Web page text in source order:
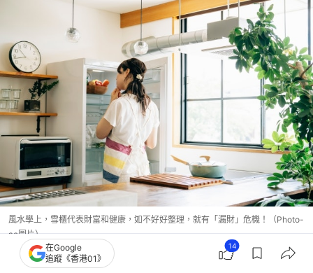
風水學上，雪櫃代表財富和健康，如不好好整理，就有「漏財」危機！（Photo-
ac圖片）
在Google
追蹤《香港01》
14